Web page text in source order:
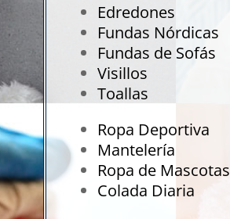
Edredones
Fundas Nórdicas
Fundas de Sofás
Visillos
Toallas
Ropa Deportiva
Mantelería
Ropa de Mascotas
Colada Diaria